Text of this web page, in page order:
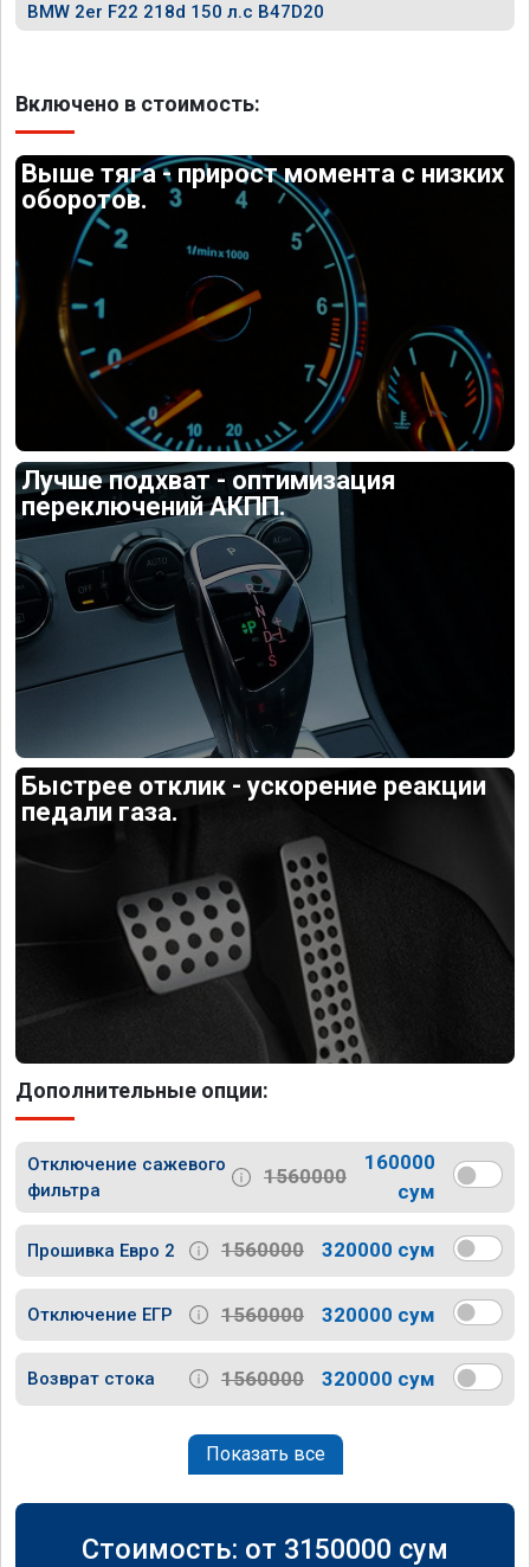
BMW 2er F22 218d 150 л.с B47D20
Включено в стоимость:
Выше тяга - прирост момента с низких
оборотов.
Лучше подхват - оптимизация
переключений АКПП.
Быстрее отклик - ускорение реакции
педали газа.
Дополнительные опции:
Отключение сажевого
фильтра
1560000
160000
сум
Прошивка Евро 2 1560000 320000 сум
Отключение ЕГР 1560000 320000 сум
Возврат стока 1560000 320000 сум
Показать все
Стоимость: от 3150000 сум